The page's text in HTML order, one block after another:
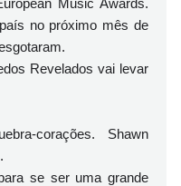
Music Awards.
no próximo mês de
Revelados vai levar
corações. Shawn
se ser uma grande